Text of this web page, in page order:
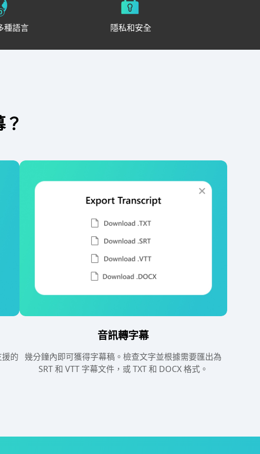
種語言 隱私和安全
的
音訊轉字幕
幾分鐘內即可獲得字幕稿。檢查文字並根據需要匯出為
SRT 和 VTT 字幕文件，或 TXT 和 DOCX 格式。